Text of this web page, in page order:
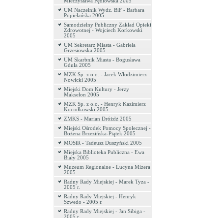
UM Naczelnik Wydz. BiF - Barbara
Popielańska 2005
Samodzielny Publiczny Zakład Opieki
Zdrowotnej - Wojciech Korkowski
2005
UM Sekretarz Miasta - Gabriela
Grzesiowska 2005
UM Skarbnik Miasta - Bogusława
Gdula 2005
MZK Sp. z o.o. - Jacek Włodzimierz
Nowicki 2005
Miejski Dom Kultury - Jerzy
Makselon 2005
MZK Sp. z o.o. - Henryk Kazimierz
Kociołkowski 2005
ZMKS - Marian Dróżdż 2005
Miejski Ośrodek Pomocy Społecznej -
Bożena Brzezińska-Piątek 2005
MOSiR - Tadeusz Duszyński 2005
Miejska Biblioteka Publiczna - Ewa
Biały 2005
Muzeum Regionalne - Lucyna Mizera
2005
Radny Rady Miejskiej - Marek Tyza -
2005 r.
Radny Rady Miejskiej - Henryk
Szwedo - 2005 r.
Radny Rady Miejskiej - Jan Sibiga -
2005 r.